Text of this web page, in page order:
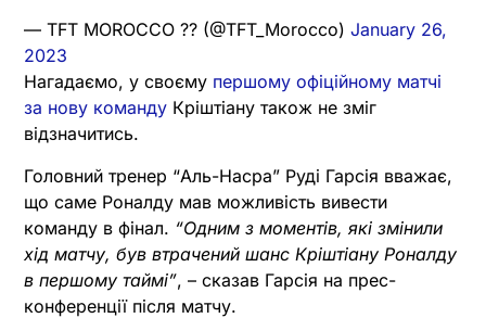
— TFT MOROCCO ?? (@TFT_Morocco) January 26,
2023
Нагадаємо, у своєму першому офіційному матчі
за нову команду Кріштіану також не зміг
відзначитись.
Головний тренер “Аль-Насра” Руді Гарсія вважає,
що саме Роналду мав можливість вивести
команду в фінал. “Одним з моментів, які змінили
хід матчу, був втрачений шанс Кріштіану Роналду
в першому таймі”, – сказав Гарсія на прес-
конференції після матчу.